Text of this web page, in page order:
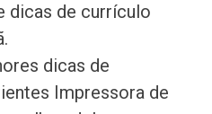
dicas de currículo
dicas de
Impressora de